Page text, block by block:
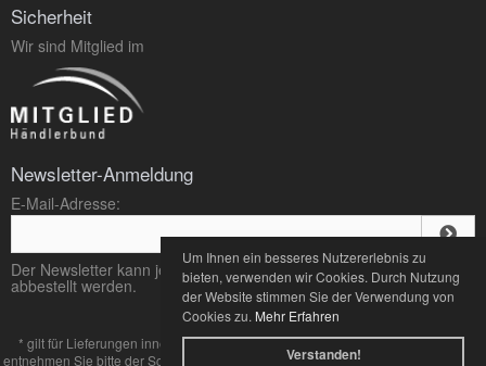
Sicherheit
Wir sind Mitglied im
Newsletter-Anmeldung
E-Mail-Adresse:
Der Newsletter kann jederzeit hier oder in Ihrem Kundenkonto
abbestellt werden.
* gilt für Lieferungen innerhalb Deutschlands, Lieferzeiten für andere Länder
entnehmen Sie bitte der Schaltfläche mit den
Zahlung und Versand
Um Ihnen ein besseres Nutzererlebnis zu
bieten, verwenden wir Cookies. Durch Nutzung
der Website stimmen Sie der Verwendung von
Cookies zu. Mehr Erfahren
Verstanden!